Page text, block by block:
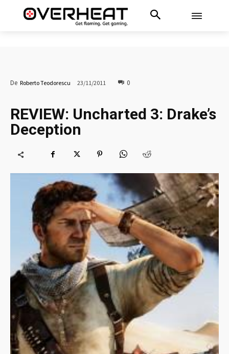
De Roberto Teodorescu 23/11/2011 0
REVIEW: Uncharted 3: Drake’s
Deception